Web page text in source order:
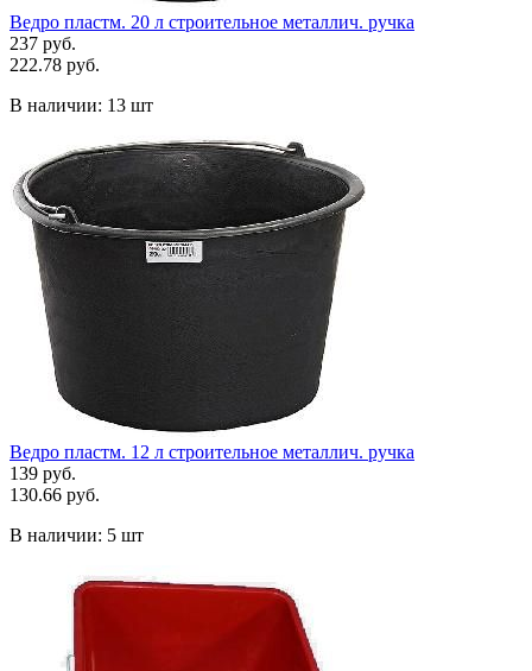
Ведро пластм. 20 л строительное металлич. ручка
237 руб.
222.78 руб.
В наличии: 13 шт
Ведро пластм. 12 л строительное металлич. ручка
139 руб.
130.66 руб.
В наличии: 5 шт